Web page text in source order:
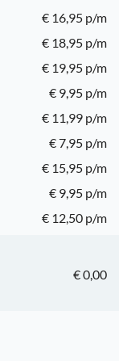
€ 16,95 p/m
€ 18,95 p/m
€ 19,95 p/m
€ 9,95 p/m
€ 11,99 p/m
€ 7,95 p/m
€ 15,95 p/m
€ 9,95 p/m
€ 12,50 p/m
€ 0,00